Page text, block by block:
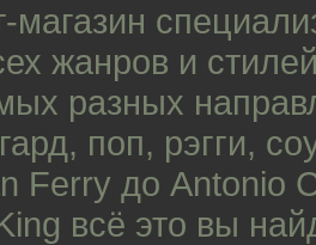
магазин
жанров и
разных
, поп, рэгги,
Ferry до Antonio
всё это вы